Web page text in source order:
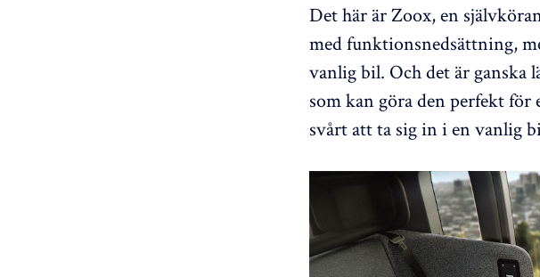
Det här är Zoox, en
med funktionsnedsättning,
vanlig bil. Och det är ganska
som kan göra den perfekt
svårt att ta sig in i en vanlig